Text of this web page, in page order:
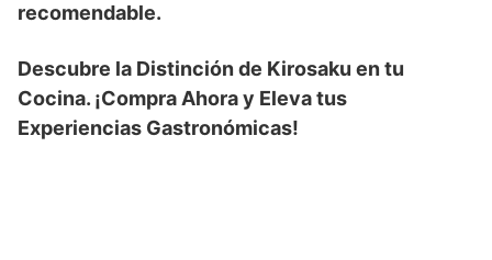
recomendable.
Descubre la Distinción de Kirosaku en tu
Cocina. ¡Compra Ahora y Eleva tus
Experiencias Gastronómicas!